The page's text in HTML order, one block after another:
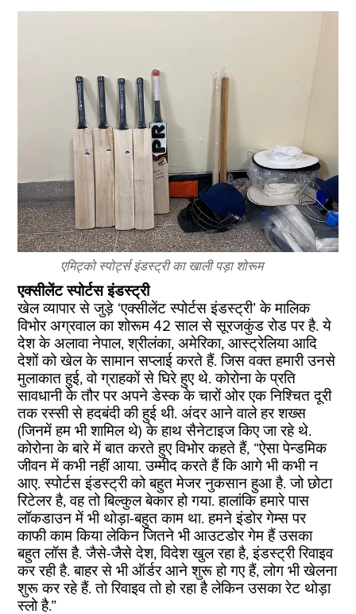
एमिट्को स्पोर्ट्स इंडस्ट्री का खाली पड़ा शोरूम
एक्सीलेंट स्पोर्टस इंडस्ट्री
खेल व्यापार से जुड़े ‘एक्सीलेंट स्पोर्टस इंडस्ट्री’ के मालिक
विभोर अग्रवाल का शोरूम 42 साल से सूरजकुंड रोड पर है. ये
देश के अलावा नेपाल, श्रीलंका, अमेरिका, आस्ट्रेलिया आदि
देशों को खेल के सामान सप्लाई करते हैं. जिस वक्त हमारी उनसे
मुलाकात हुई, वो ग्राहकों से घिरे हुए थे. कोरोना के प्रति
सावधानी के तौर पर अपने डेस्क के चारों ओर एक निश्चित दूरी
तक रस्सी से हदबंदी की हुई थी. अंदर आने वाले हर शख्स
(जिनमें हम भी शामिल थे) के हाथ सैनेटाइज किए जा रहे थे.
कोरोना के बारे में बात करते हुए विभोर कहते हैं, “ऐसा पेन्डमिक
जीवन में कभी नहीं आया. उम्मीद करते हैं कि आगे भी कभी न
आए. स्पोर्टस इंडस्ट्री को बहुत मेजर नुकसान हुआ है. जो छोटा
रिटेलर है, वह तो बिल्कुल बेकार हो गया. हालांकि हमारे पास
लॉकडाउन में भी थोड़ा-बहुत काम था. हमने इंडोर गेम्स पर
काफी काम किया लेकिन जितने भी आउटडोर गेम हैं उसका
बहुत लॉस है. जैसे-जैसे देश, विदेश खुल रहा है, इंडस्ट्री रिवाइव
कर रही है. बाहर से भी ऑर्डर आने शुरू हो गए हैं, लोग भी खेलना
शुरू कर रहे हैं. तो रिवाइव तो हो रहा है लेकिन उसका रेट थोड़ा
स्लो है.”